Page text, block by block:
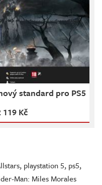
standard pro PS5
Kč
, playstation 5, ps5,
Man: Miles Morales